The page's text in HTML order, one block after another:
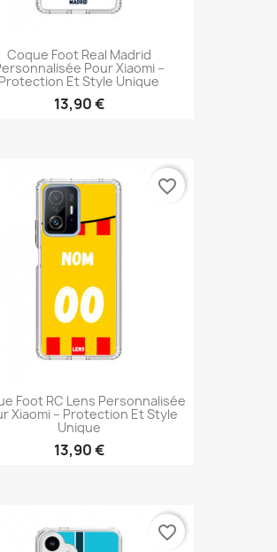
Coque Foot Real Madrid
Pour Xiaomi –
Protection Et Style Unique
13,90 €
Foot RC Lens Personnalisée
Xiaomi – Protection Et Style
Unique
13,90 €
favorite_border
favorite_border